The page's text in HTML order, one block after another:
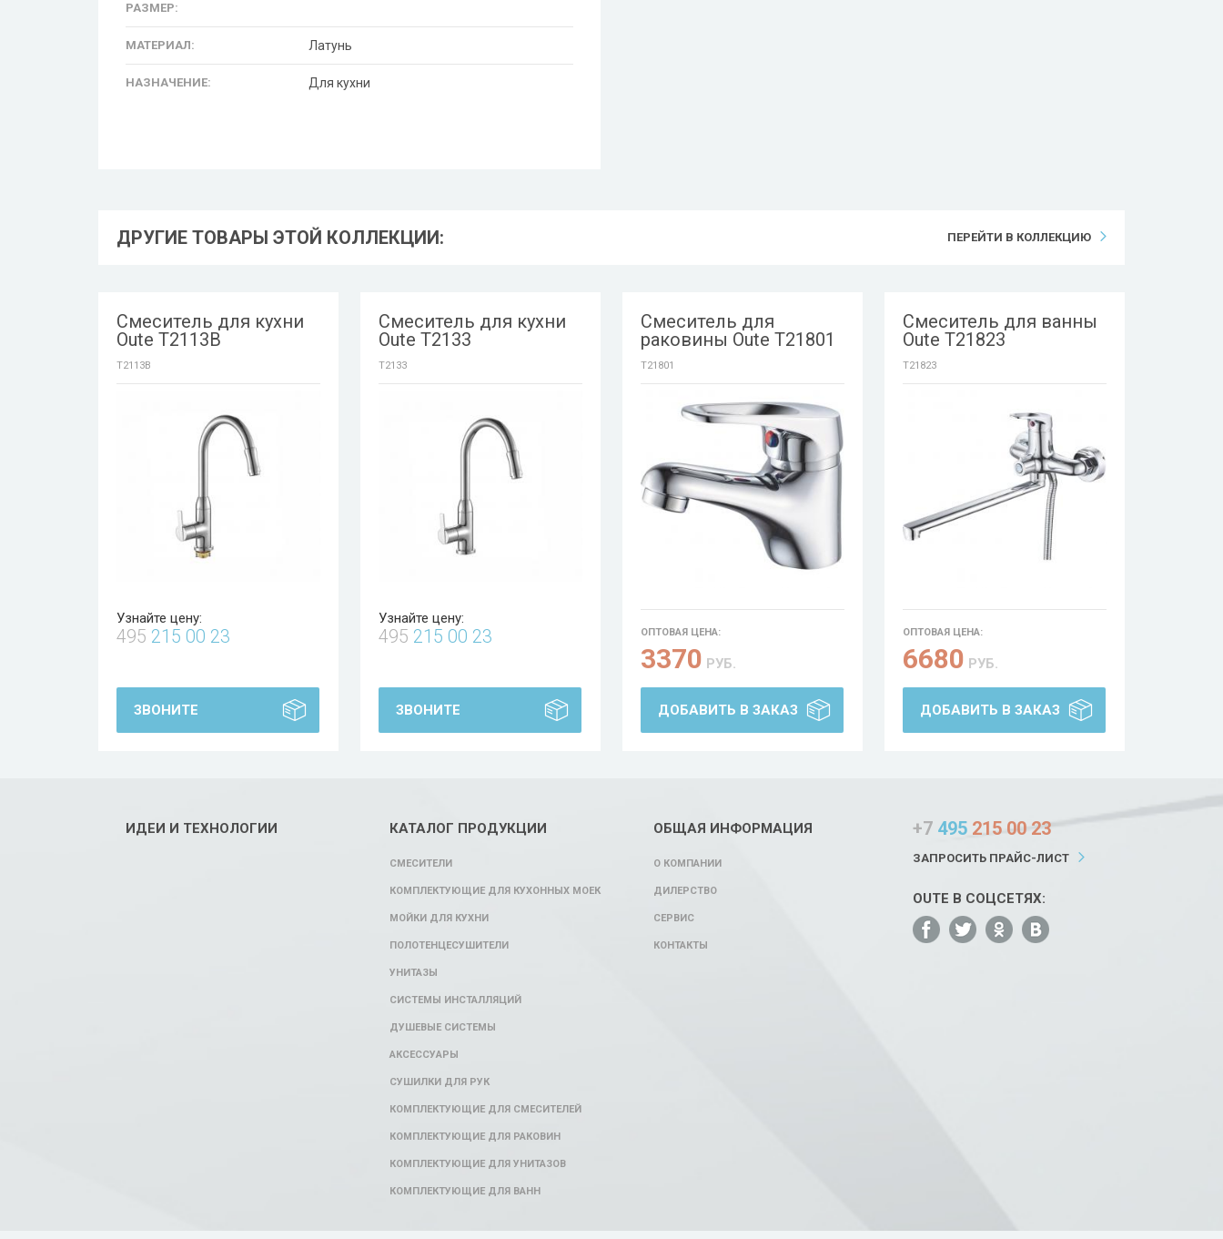
РАЗМЕР:
МАТЕРИАЛ: Латунь
НАЗНАЧЕНИЕ: Для кухни
ДРУГИЕ ТОВАРЫ ЭТОЙ КОЛЛЕКЦИИ: ПЕРЕЙТИ В КОЛЛЕКЦИЮ
Смеситель для кухни
Oute T2113B
T2113B
Узнайте цену:
495 215 00 23
ЗВОНИТЕ
Смеситель для кухни
Oute T2133
T2133
Узнайте цену:
495 215 00 23
ЗВОНИТЕ
Смеситель для
раковины Oute T21801
T21801
ОПТОВАЯ ЦЕНА:
3370 РУБ.
ДОБАВИТЬ В ЗАКАЗ
Смеситель для ванны
Oute T21823
T21823
ОПТОВАЯ ЦЕНА:
6680 РУБ.
ДОБАВИТЬ В ЗАКАЗ
ИДЕИ И ТЕХНОЛОГИИ КАТАЛОГ ПРОДУКЦИИ
СМЕСИТЕЛИ
КОМПЛЕКТУЮЩИЕ ДЛЯ КУХОННЫХ МОЕК
МОЙКИ ДЛЯ КУХНИ
ПОЛОТЕНЦЕСУШИТЕЛИ
УНИТАЗЫ
СИСТЕМЫ ИНСТАЛЛЯЦИЙ
ДУШЕВЫЕ СИСТЕМЫ
АКСЕССУАРЫ
СУШИЛКИ ДЛЯ РУК
КОМПЛЕКТУЮЩИЕ ДЛЯ СМЕСИТЕЛЕЙ
КОМПЛЕКТУЮЩИЕ ДЛЯ РАКОВИН
КОМПЛЕКТУЮЩИЕ ДЛЯ УНИТАЗОВ
КОМПЛЕКТУЮЩИЕ ДЛЯ ВАНН
ОБЩАЯ ИНФОРМАЦИЯ
О КОМПАНИИ
ДИЛЕРСТВО
СЕРВИС
КОНТАКТЫ
+7 495 215 00 23
ЗАПРОСИТЬ ПРАЙС-ЛИСТ
OUTE В СОЦСЕТЯХ: